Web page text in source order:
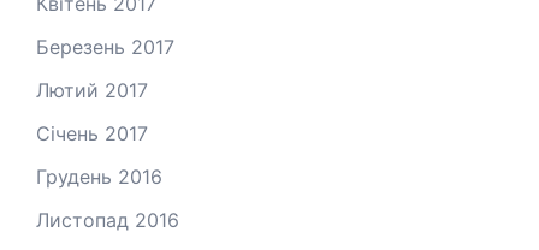
Березень 2017
Лютий 2017
Січень 2017
Грудень 2016
Листопад 2016